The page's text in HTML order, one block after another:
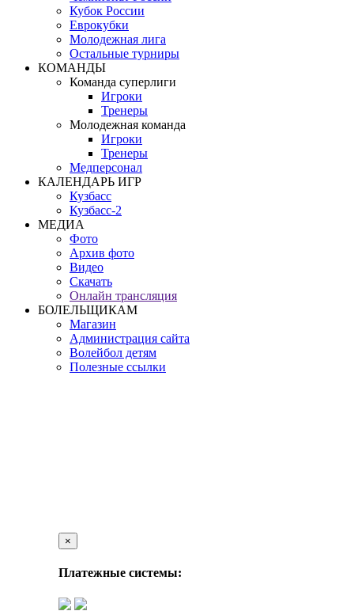
Кубок России
Еврокубки
Молодежная лига
Остальные турниры
КОМАНДЫ
Команда суперлиги
Игроки
Тренеры
Молодежная команда
Игроки
Тренеры
Медперсонал
КАЛЕНДАРЬ ИГР
Кузбасс
Кузбасс-2
МЕДИА
Фото
Архив фото
Видео
Скачать
Онлайн трансляция
БОЛЕЛЬЩИКАМ
Магазин
Администрация сайта
Волейбол детям
Полезные ссылки
×
Платежные системы: